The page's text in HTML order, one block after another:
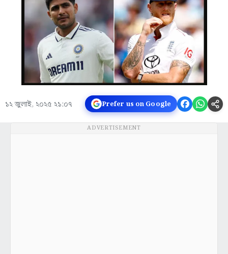
১২ জুলাই, ২০২৫ ২১:০৭ Prefer us on Google
ADVERTISEMENT